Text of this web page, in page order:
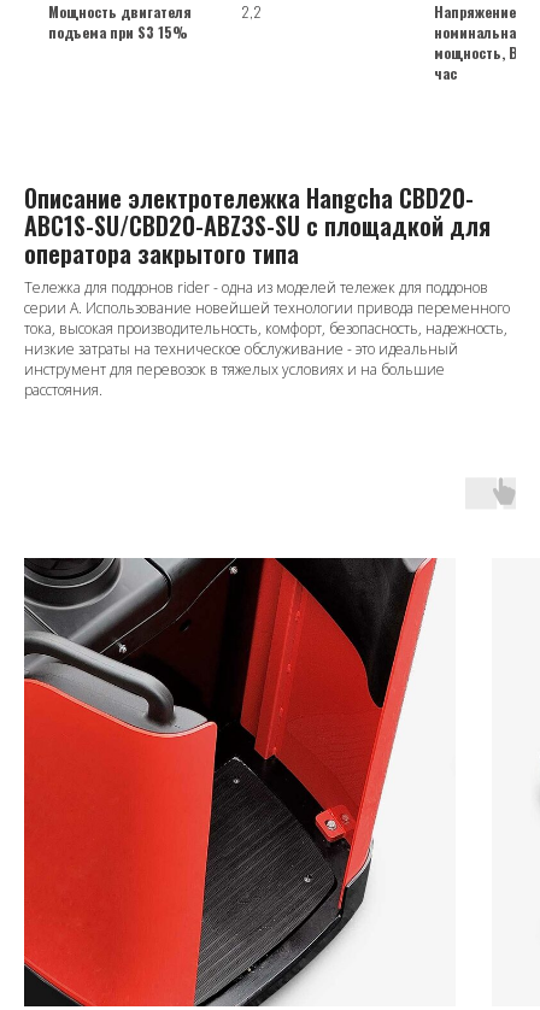
Мощность двигателя
подъема при S3 15%
2,2
Напряжение
номинальная
мощность, В/
час
Описание электротележка Hangcha CBD20-
ABC1S-SU/СBD20-ABZ3S-SU с площадкой для
оператора закрытого типа
Тележка для поддонов rider - одна из моделей тележек для поддонов
серии A. Использование новейшей технологии привода переменного
тока, высокая производительность, комфорт, безопасность, надежность,
низкие затраты на техническое обслуживание - это идеальный
инструмент для перевозок в тяжелых условиях и на большие
расстояния.